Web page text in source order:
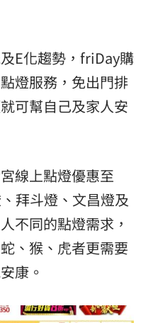
E化趨勢，friDay購
燈服務，免出門排
可幫自己及家人安
線上點燈優惠至
拜斗燈、文昌燈及
不同的點燈需求，
、猴、虎者更需要
康。